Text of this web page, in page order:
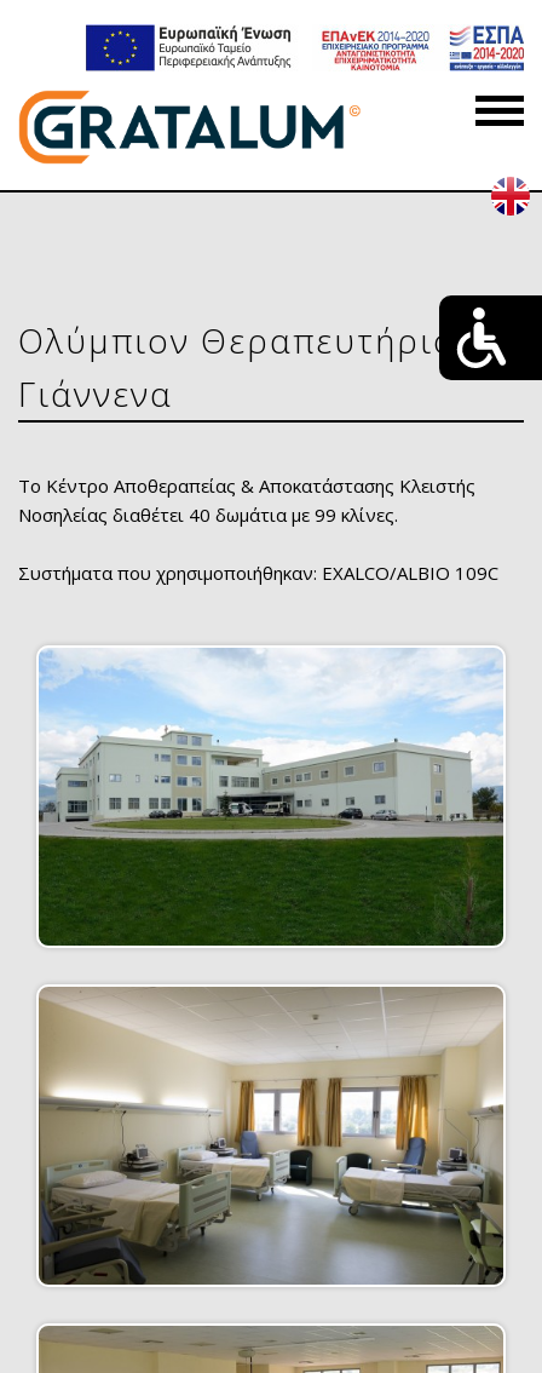
Ολύμπιον Θεραπευτήριο,
Γιάννενα
Το Κέντρο Αποθεραπείας & Αποκατάστασης Κλειστής
Νοσηλείας διαθέτει 40 δωμάτια με 99 κλίνες.
Συστήματα που χρησιμοποιήθηκαν: EXALCO/ALBIO 109C